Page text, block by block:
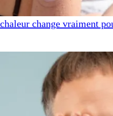
change vraiment